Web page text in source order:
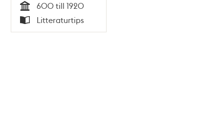
Tid
600 till 1920
Typ
Litteraturtips